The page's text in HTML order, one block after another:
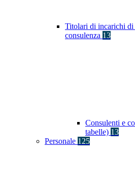
Titolari di incarichi di
consulenza 13
Consulenti e
tabelle) 13
Personale 125